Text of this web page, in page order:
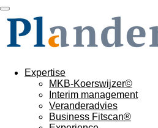
Ga
direct
naar
de
Expertise
MKB-Koerswijzer©
Interim management
Veranderadvies
Business Fitscan®